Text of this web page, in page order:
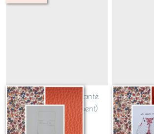
Protège carnet de santé
(liste Fanny & Clément)
Sur demande
Gilet de
Liberty 18